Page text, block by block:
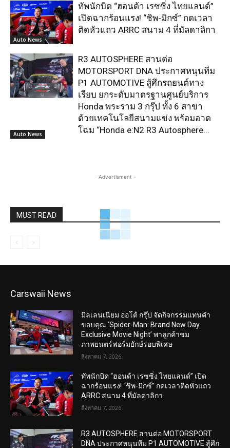
Auto News
ทัพนักบิด “ฮอนด้า เรซซิ่ง ไทยแลนด์”
เปิดฉากร้อนแรง! “ชิพ-มิกซ์” กดเวลา
ติดหัวแถว ARRC สนาม 4 ที่มัลดาลิกา
Auto News
R3 AUTOSPHERE สานต่อ
MOTORSPORT DNA ประกาศหนุนทีม
P1 AUTOMOTIVE สู้ศึกรถยนต์ทาง
เรียบ ยกระดับมาตรฐานศูนย์บริการ
Honda พระราม 3 กรุ๊ป ทั้ง 6 สาขา
ด้วยเทคโนโลยีสนามแข่ง พร้อมอวด
โฉม “Honda e:N2 R3 Autosphere...
- Advertisment -
MUST READ
Carswaii News
มิลเลนเนียม ออโต้ กรุ๊ป จัดกิจกรรมแทนคำ
ขอบคุณ ‘Spider-Man: Brand New Day
Exclusive Movie Night’ พาลูกค้าชม
ภาพยนตร์ฟอร์มยักษ์รอบพิเศษ
สิงหาคม 7, 2026
ทัพนักบิด “ฮอนด้า เรซซิ่ง ไทยแลนด์” เปิด
ฉากร้อนแรง! “ชิพ-มิกซ์” กดเวลาติดหัวแถว
ARRC สนาม 4 ที่มัลดาลิกา
สิงหาคม 7, 2026
R3 AUTOSPHERE สานต่อ MOTORSPORT
DNA ประกาศหนุนทีม P1 AUTOMOTIVE สู้ศึก